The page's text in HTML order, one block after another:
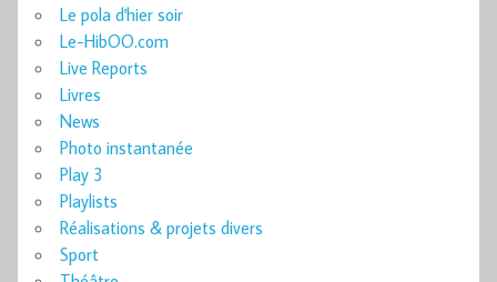
Le pola d'hier soir
Le-HibOO.com
Live Reports
Livres
News
Photo instantanée
Play 3
Playlists
Réalisations & projets divers
Sport